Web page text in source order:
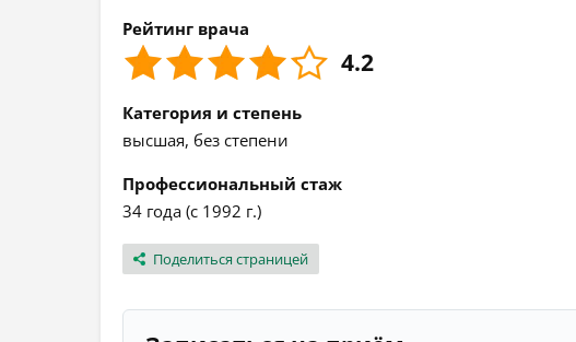
Рейтинг врача
4.2
Категория и степень
высшая, без степени
Профессиональный стаж
34 года (с 1992 г.)
Поделиться страницей